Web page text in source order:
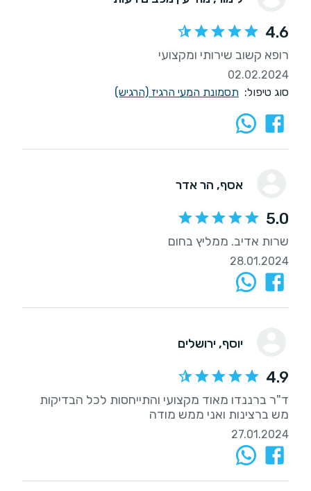
4.6
רופא קשוב שירותי ומקצועי
02.02.2024
סוג טיפול: תסמונת המעי הרגיז (הרגיש)
אסף, הר אדר
5.0
שרות אדיב. ממליץ בחום
28.01.2024
יוסף, ירושלים
4.9
ד"ר ברננדו מאוד מקצועי והתייחסות לכל הבדיקות
מש ברצינות ואני ממש מודה
27.01.2024